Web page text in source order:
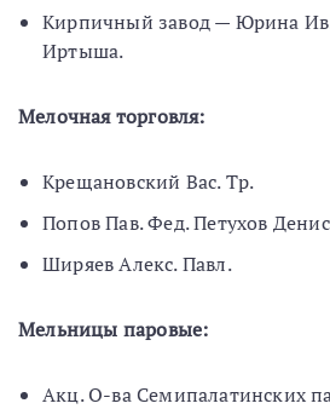
Кирпичный завод — Юрина Ив.
Иртыша.
Мелочная торговля:
Крещановский Вас. Тр.
Попов Пав. Фед. Петухов
Ширяев Алекс. Павл.
Мельницы паровые:
Акц. О-ва Семипалатинских